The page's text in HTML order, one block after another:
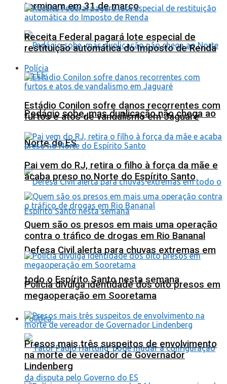
terminam em 31 de março
Pedágio sobe, mas duplicação não chega ao
Norte do ES
Defesa Civil alerta para chuvas extremas em
todo o Espírito Santo nesta semana
Política
Receita Federal pagará lote especial de
restituição automática do Imposto de Renda
Polícia
Estádio Conilon sofre danos recorrentes com
furtos e atos de vandalismo em Jaguaré
Pai vem do RJ, retira o filho à força da mãe e
acaba preso no Norte do Espírito Santo
Quem são os presos em mais uma operação
contra o tráfico de drogas em Rio Bananal
Polícia divulga identidade dos oito presos em
megaoperação em Sooretama
Presos mais três suspeitos de envolvimento
na morte de vereador de Governador
Lindenberg